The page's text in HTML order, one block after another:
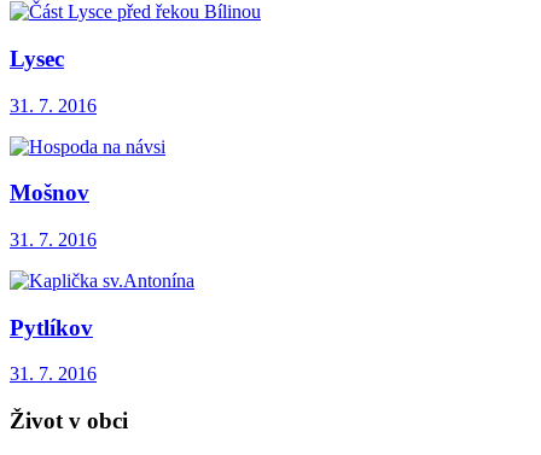
Lysec
31. 7. 2016
Mošnov
31. 7. 2016
Pytlíkov
31. 7. 2016
Život v obci